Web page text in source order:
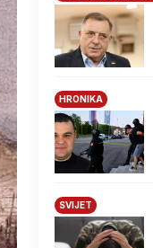
HRONIKA
SVIJET